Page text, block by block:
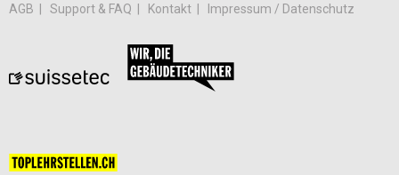
AGB Support & FAQ Kontakt Impressum / Datenschutz